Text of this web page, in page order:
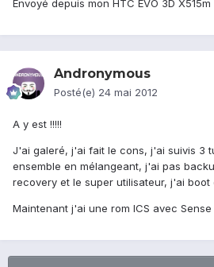
Envoyé depuis mon HTC EVO 3D
Andronymous
Posté(e) 24 mai 2012
A y est !!!!!
J'ai galeré, j'ai fait le cons, j'ai suivis 3
ensemble en mélangeant, j'ai pas
recovery et le super utilisateur, j'ai boot
Maintenant j'ai une rom ICS avec Sense